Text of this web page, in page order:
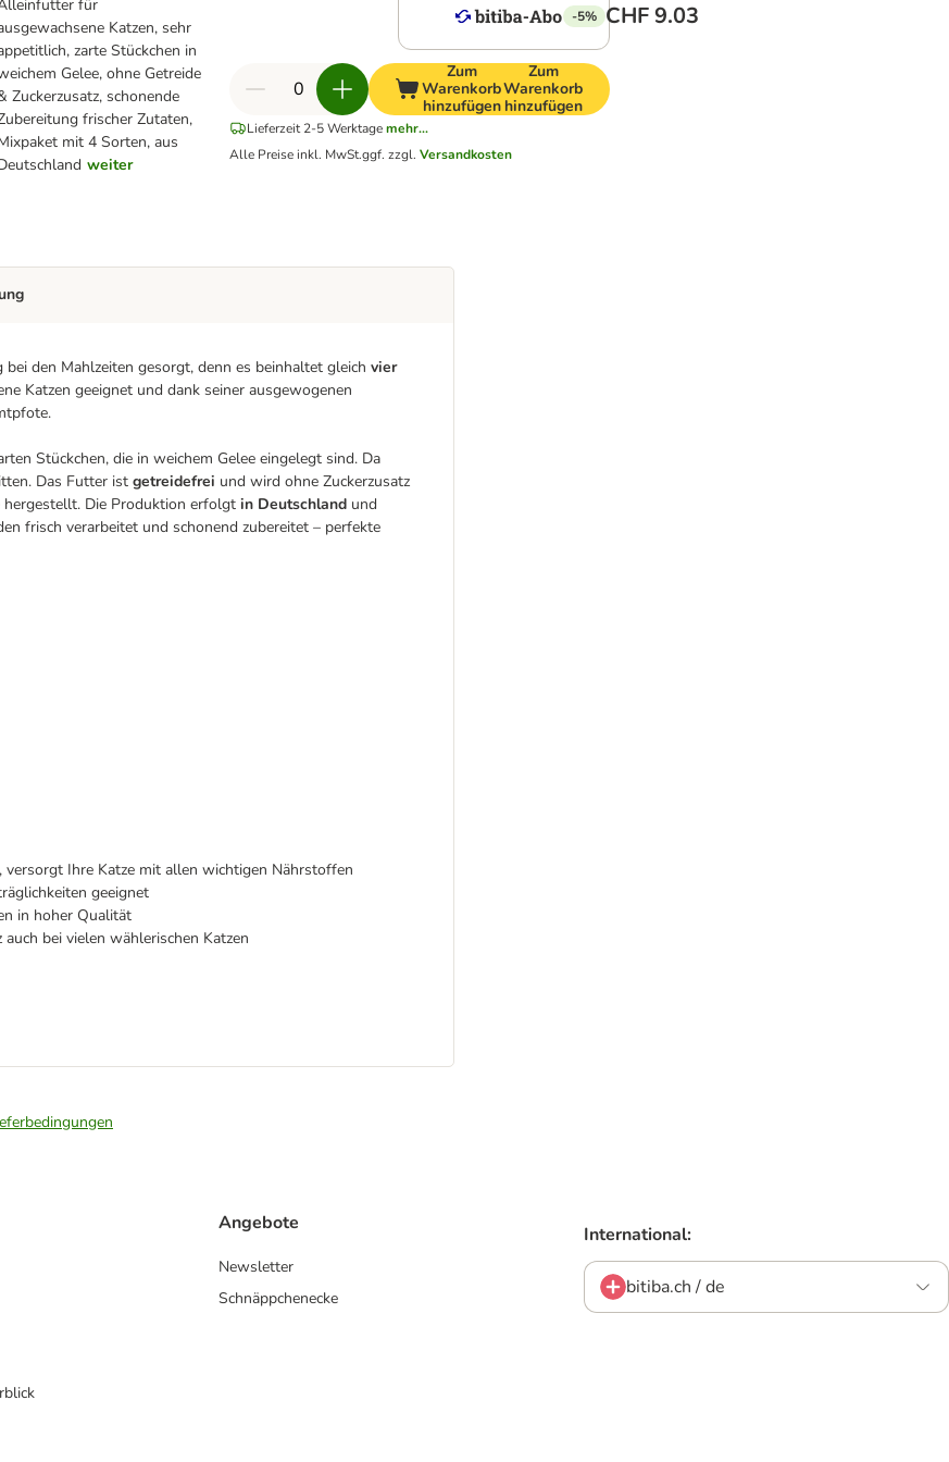
für
Katzen, sehr
zarte Stückchen in
Gelee, ohne Getreide
Zuckerzusatz, schonende
frischer Zutaten,
mit 4 Sorten, aus
weiter
-5% CHF 9.03
Zum
Warenkorb
hinzufügen
Zum
Warenkorb
hinzufügen
Lieferzeit 2-5 Werktagemehr...
Alle Preise inkl. MwSt.ggf. zzgl. Versandkosten
den Mahlzeiten gesorgt, denn es beinhaltet gleich vier
Katzen geeignet und dank seiner ausgewogenen
Stückchen, die in weichem Gelee eingelegt sind. Da
Das Futter ist getreidefrei und wird ohne Zuckerzusatz
Die Produktion erfolgt in Deutschland und
frisch verarbeitet und schonend zubereitet – perfekte
Ihre Katze mit allen wichtigen Nährstoffen
geeignet
in hoher Qualität
bei vielen wählerischen Katzen
Angebote
Newsletter
Schnäppchenecke
International:
bitiba.ch / de